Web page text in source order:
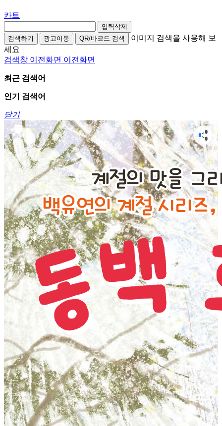
카트
입력삭제
검색하기
광고이동 QR/바코드 검색
이미지 검색을 사용해 보
세요
검색창 이전화면 이전화면
최근 검색어
인기 검색어
닫기